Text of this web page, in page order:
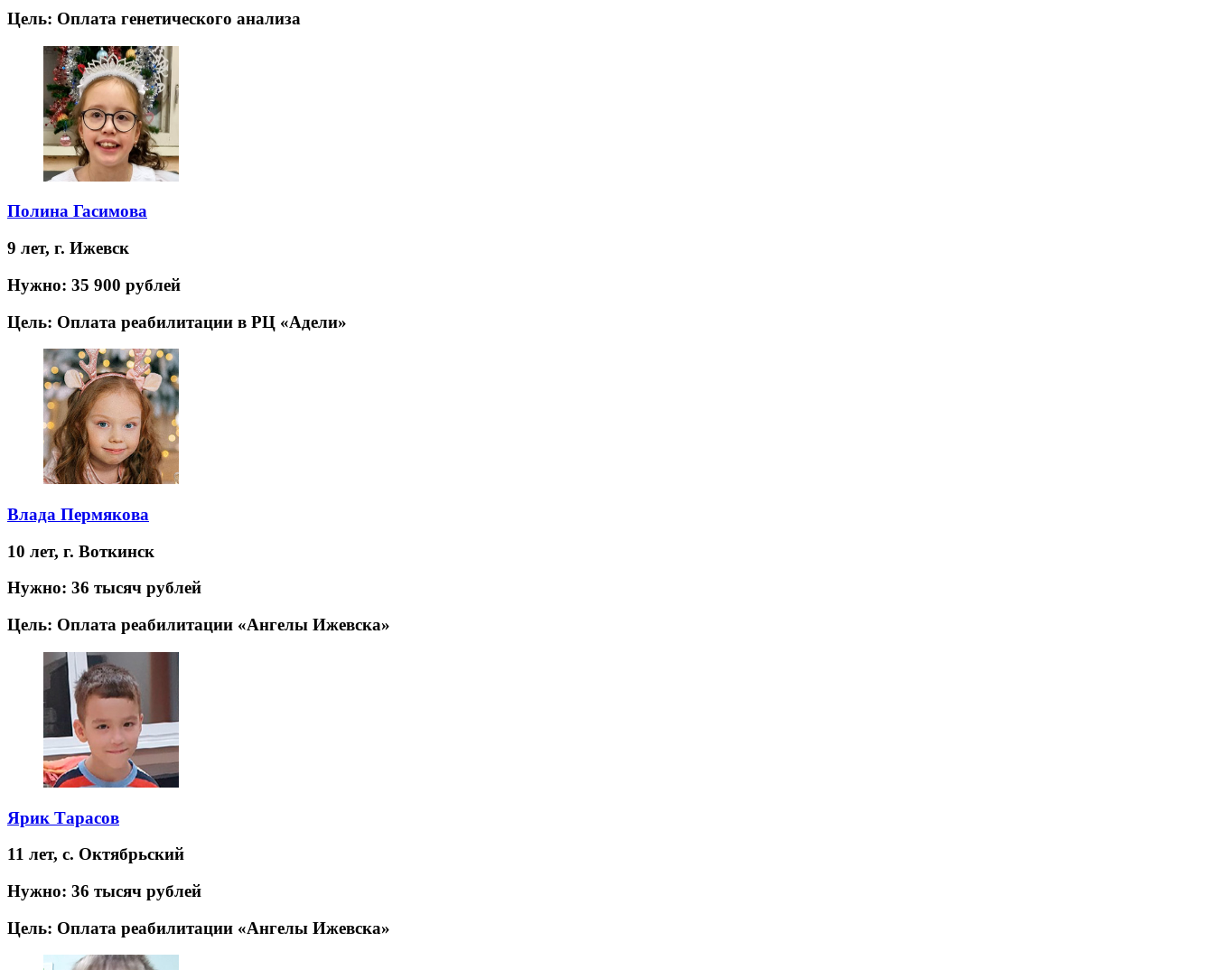
Цель: Оплата генетического анализа
Полина Гасимова
9 лет, г. Ижевск
Нужно: 35 900 рублей
Цель: Оплата реабилитации в РЦ «Адели»
Влада Пермякова
10 лет, г. Воткинск
Нужно: 36 тысяч рублей
Цель: Оплата реабилитации «Ангелы Ижевска»
Ярик Тарасов
11 лет, с. Октябрьский
Нужно: 36 тысяч рублей
Цель: Оплата реабилитации «Ангелы Ижевска»